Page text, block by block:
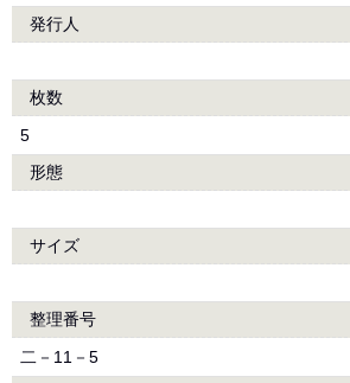
発行人
枚数
5
形態
サイズ
整理番号
二－11－5